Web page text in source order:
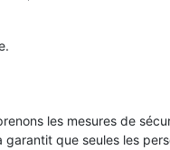
les mesures de
garantit que seules les